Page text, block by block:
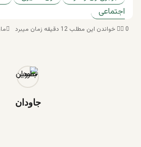
اجتماعی
0 خواندن این مطلب 12 دقیقه زمان میبرد
جاودان